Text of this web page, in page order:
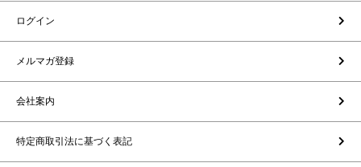
ログイン
メルマガ登録
会社案内
特定商取引法に基づく表記